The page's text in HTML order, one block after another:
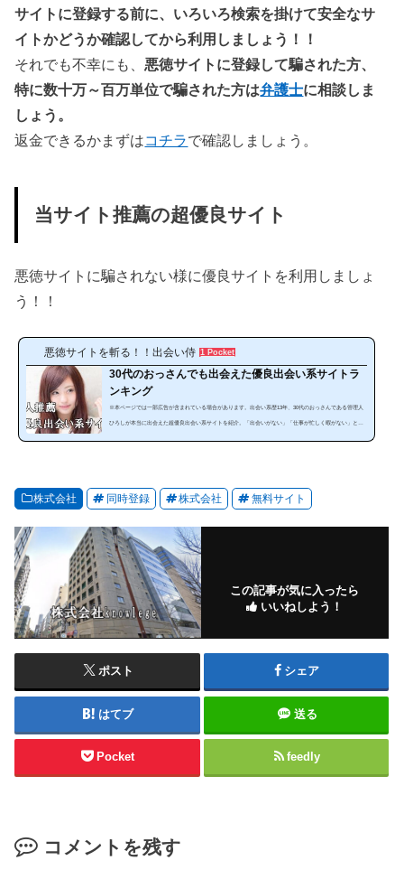
サイトに登録する前に、いろいろ検索を掛けて安全なサ
イトかどうか確認してから利用しましょう！！
それでも不幸にも、 悪徳サイトに登録して騙された方、
特に数十万～百万単位で騙された方は弁護士に相談しま
しょう。
返金できるかまずはコチラで確認しましょう。
当サイト推薦の超優良サイト
悪徳サイトに騙されない様に優良サイトを利用しましょ
う！！
悪徳サイトを斬る！！出会い侍 1 Pocket
30代のおっさんでも出会えた優良出会い系サイトラ
ンキング
※本ページでは一部広告が含まれている場合があります。出会い系歴13年、30代のおっさんである管理人
ひろしが本当に出会えた超優良出会い系サイトを紹介。「出会いがない」「仕事が忙しく暇がない」とい
株式会社 同時登録 株式会社 無料サイト
この記事が気に入ったら
いいねしよう！
ポスト シェア
はてブ 送る
Pocket feedly
コメントを残す